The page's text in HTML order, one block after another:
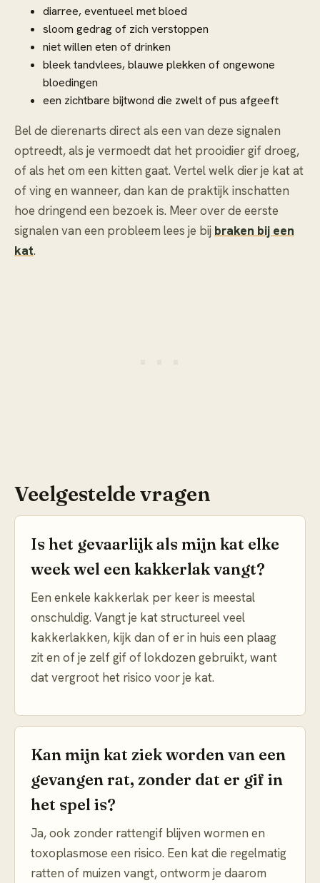
diarree, eventueel met bloed
sloom gedrag of zich verstoppen
niet willen eten of drinken
bleek tandvlees, blauwe plekken of ongewone
bloedingen
een zichtbare bijtwond die zwelt of pus afgeeft
Bel de dierenarts direct als een van deze signalen
optreedt, als je vermoedt dat het prooidier gif droeg,
of als het om een kitten gaat. Vertel welk dier je kat at
of ving en wanneer, dan kan de praktijk inschatten
hoe dringend een bezoek is. Meer over de eerste
signalen van een probleem lees je bij braken bij een
kat.
Veelgestelde vragen
Is het gevaarlijk als mijn kat elke
week wel een kakkerlak vangt?
Een enkele kakkerlak per keer is meestal
onschuldig. Vangt je kat structureel veel
kakkerlakken, kijk dan of er in huis een plaag
zit en of je zelf gif of lokdozen gebruikt, want
dat vergroot het risico voor je kat.
Kan mijn kat ziek worden van een
gevangen rat, zonder dat er gif in
het spel is?
Ja, ook zonder rattengif blijven wormen en
toxoplasmose een risico. Een kat die regelmatig
ratten of muizen vangt, ontworm je daarom